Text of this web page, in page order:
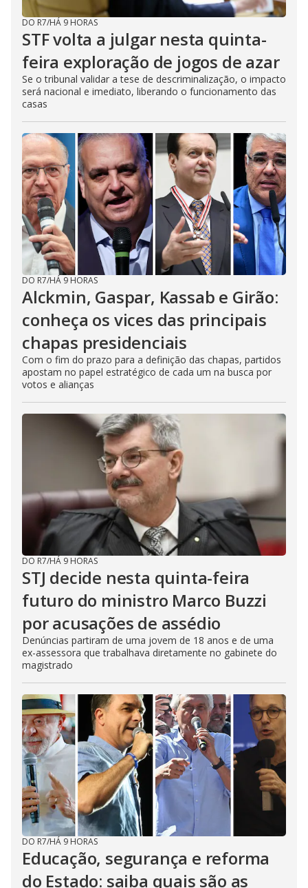
DO R7/HÁ 9 HORAS
STF volta a julgar nesta quinta-
feira exploração de jogos de azar
Se o tribunal validar a tese de descriminalização, o impacto
será nacional e imediato, liberando o funcionamento das
casas
DO R7/HÁ 9 HORAS
Alckmin, Gaspar, Kassab e Girão:
conheça os vices das principais
chapas presidenciais
Com o fim do prazo para a definição das chapas, partidos
apostam no papel estratégico de cada um na busca por
votos e alianças
DO R7/HÁ 9 HORAS
STJ decide nesta quinta-feira
futuro do ministro Marco Buzzi
por acusações de assédio
Denúncias partiram de uma jovem de 18 anos e de uma
ex-assessora que trabalhava diretamente no gabinete do
magistrado
DO R7/HÁ 9 HORAS
Educação, segurança e reforma
do Estado: saiba quais são as